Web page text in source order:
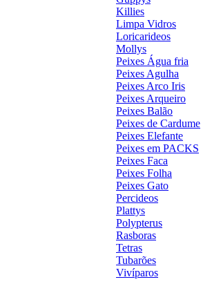
Killies
Limpa Vidros
Loricarideos
Mollys
Peixes Água fria
Peixes Agulha
Peixes Arco Iris
Peixes Arqueiro
Peixes Balão
Peixes de Cardume
Peixes Elefante
Peixes em PACKS
Peixes Faca
Peixes Folha
Peixes Gato
Percideos
Plattys
Polypterus
Rasboras
Tetras
Tubarões
Vivíparos